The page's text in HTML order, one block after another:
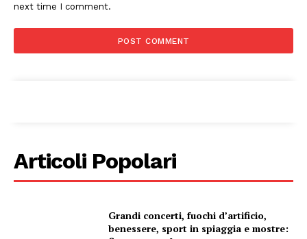
next time I comment.
Articoli Popolari
Grandi concerti, fuochi d’artificio,
benessere, sport in spiaggia e mostre: